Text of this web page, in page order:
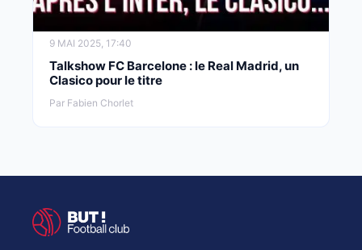
9 MAI 2025, 17:40
Talkshow FC Barcelone : le Real Madrid, un
Clasico pour le titre
Par Fabien Chorlet